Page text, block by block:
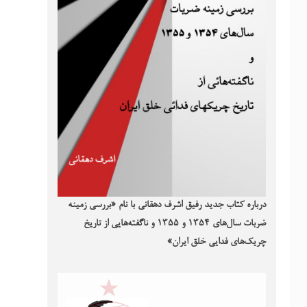
درباره کتاب جدید رفیق اشرف دهقانی با نام «بررسی زمینه
ضربات سال‌های ۱۳۵۴ و ۱۳۵۵ و ناگفته‌هایی از تاریخ
چریک‌های فدایی خلق ایران»